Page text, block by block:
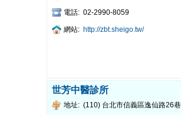
電話: 02-2990-8059
網站: http://zbt.sheigo.tw/
世芳中醫診所
地址: (110) 台北市信義區逸仙路26